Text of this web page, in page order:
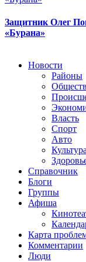
Защитник Олег
«Бурана»
Новости
Районы
Власть
Спорт
Авто
Культура
Справочник
Блоги
Группы
Афиша
Карта
Комментарии
Люди